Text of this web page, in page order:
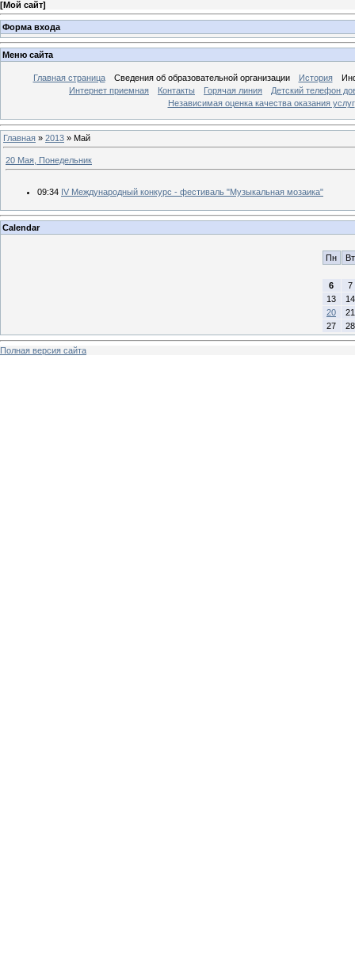
[Мой сайт]
Форма входа
Меню сайта
Главная страница Сведения об образовательной организации История
Интернет приемная
Контакты Горячая линия
Детский телефон
Независимая оценка качества оказания услуг
Главная » 2013 » Май
20 Мая, Понедельник
09:34 IV Международный конкурс - фестиваль "Музыкальная мозаика"
Calendar
Пн Вт
6
7
13
14
20
21
27
28
Полная версия сайта